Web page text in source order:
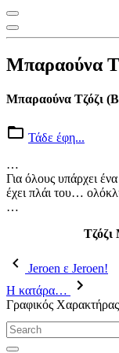
Μπαραούνα
Μπαραούνα Τζόζι
Τάδε έφη...
…
Για όλους υπάρχει
έχει πλάι του…
…
Jeroen ε Jeroen!
Η κατάρα…
Γραφικός
Go